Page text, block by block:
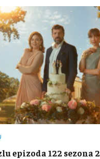
epizoda 122 sezona 2